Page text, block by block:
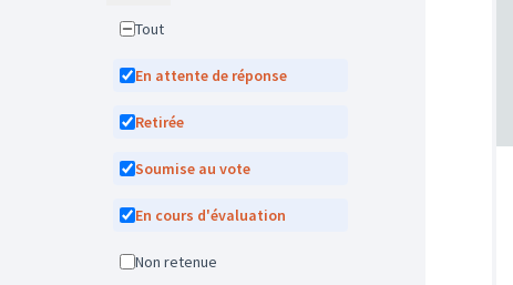
Tout
En attente de réponse
Retirée
Soumise au vote
En cours d'évaluation
Non retenue